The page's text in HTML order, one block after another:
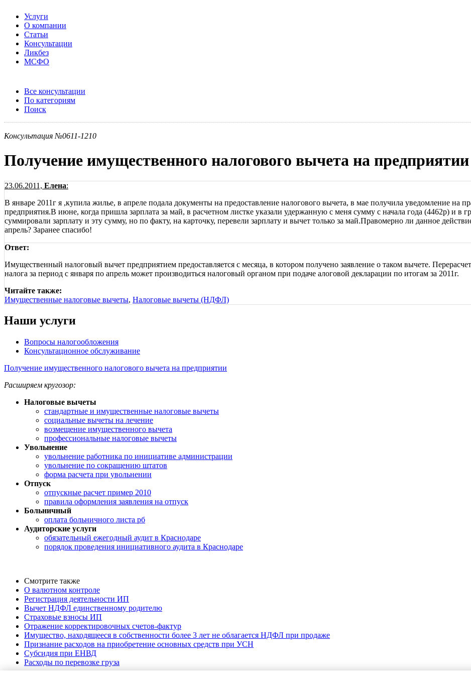
Услуги
О компании
Статьи
Консультации
Ликбез
МСФО
Все консультации
По категориям
Поиск
Консультация №0611-1210
Получение имущественного налогового вычета на предприятии
23.06.2011, Елена:
В январе 2011г я ,купила жилье, в апреле подала документы на предоставление налогового вычета, в мае получила уведомление на
предприятия.В июне, когда пришла зарплата за май, в расчетном листке указали удержанную с меня сумму с начала года (4462р) и в
суммировали зарплату и эту сумму, но по факту, на карточку, перевели зарплату и вычет только за май.Правомерно ли данное
апрель? Заранее спасибо!
Ответ:
Имущественный налоговый вычет предприятием предоставляется с месяца, в котором получено заявление о таком вычете.
налога за период с января по апрель может производиться налоговый органом при подаче алоговой декларации по итогам за 2011г.
Читайте также:
Имущественные налоговые вычеты, Налоговые вычеты (НДФЛ)
Наши услуги
Вопросы налогообложения
Консультационное обслуживание
Получение имущественного налогового вычета на предприятии
Расширяем кругозор:
Налоговые вычеты
стандартные и имущественные налоговые вычеты
социальные вычеты на лечение
возмещение имущественного вычета
профессиональные налоговые вычеты
Увольнение
увольнение работника по инициативе администрации
увольнение по сокращению штатов
форма расчета при увольнении
Отпуск
отпускные расчет пример 2010
правила оформления заявления на отпуск
Больничный
оплата больничного листа рб
Аудиторские услуги
обязательный ежегодный аудит в Краснодаре
порядок проведения инициативного аудита в Краснодаре
Смотрите также
О валютном контроле
Регистрация деятельности ИП
Вычет НДФЛ единственному родителю
Страховые взносы ИП
Отражение корректировочных счетов-фактур
Имущество, находящееся в собственности более 3 лет не облагается НДФЛ при продаже
Признание расходов на приобретение основных средств при УСН
Субсидия при ЕНВД
Расходы по перевозке груза